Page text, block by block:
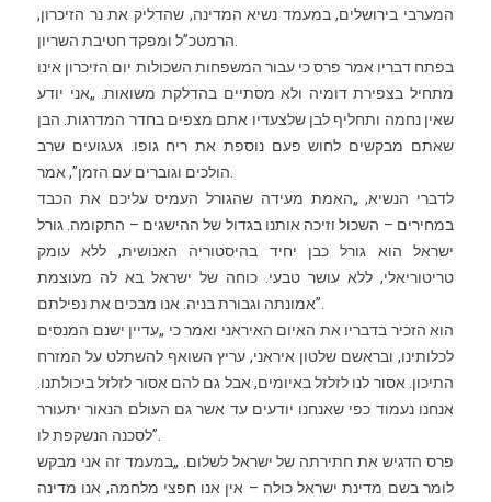
המערבי בירושלים, במעמד נשיא המדינה, שהדליק את נר הזיכרון,
בפתח דבריו אמר פרס כי עבור המשפחות השכולות יום הזיכרון אינו
מתחיל בצפירת דומיה ולא מסתיים בהדלקת משואות. „אני יודע
שאין נחמה ותחליף לבן שלצעדיו אתם מצפים בחדר המדרגות. הבן
שאתם מבקשים לחוש פעם נוספת את ריח גופו. געגועים שרב
לדברי הנשיא, „האמת מעידה שהגורל העמיס עליכם את הכבד
במחירים – השכול וזיכה אותנו בגדול של ההישגים – התקומה. גורל
ישראל הוא גורל כבן יחיד בהיסטוריה האנושית, ללא עומק
טריטוריאלי, ללא עושר טבעי. כוחה של ישראל בא לה מעוצמת
אמונתה וגבורת בניה. אנו מבכים את נפילתם”.
הוא הזכיר בדבריו את האיום האיראני ואמר כי „עדיין ישנם המנסים
לכלותינו, ובראשם שלטון איראני, עריץ השואף להשתלט על המזרח
התיכון. אסור לנו לזלזל באיומים, אבל גם להם אסור לזלזל ביכולתנו.
אנחנו נעמוד כפי שאנחנו יודעים עד אשר גם העולם הנאור יתעורר
לסכנה הנשקפת לו”.
פרס הדגיש את חתירתה של ישראל לשלום. „במעמד זה אני מבקש
לומר בשם מדינת ישראל כולה – אין אנו חפצי מלחמה, אנו מדינה